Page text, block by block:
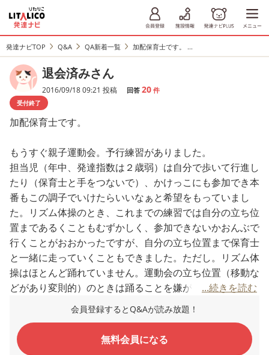
発達ナビTOP Q&A QA新着一覧 加配保育士です。 ...
退会済みさん
2016/09/18 09:21 投稿 回答 20 件
受付終了
加配保育士です。
もうすぐ親子運動会。予行練習がありました。
担当児（年中、発達指数は２歳弱）は自分で歩いて行進し
たり（保育士と手をつないで）、かけっこにも参加でき本
番もこの調子でいけたらいいなぁと希望をもっていまし
た。リズム体操のとき、これまでの練習では自分の立ち位
置まであるくこともむずかしく、参加できないかおんぶで
行くことがおおかったですが、自分の立ち位置まで保育士
と一緒に走っていくこともできました。ただし。リズム体
操はほとんど踊れていません。運動会の立ち位置（移動な
どがあり変則的）のときは踊ることを嫌がりますが、普段
の体操の立ち位置では機嫌が良いと体を楽しそうに動かす
ときもあります。
しかし、予行演習に来ていた父母の会のおかあさんで対象
...続きを読む
会員登録するとQ&Aが読み放題！
無料会員になる